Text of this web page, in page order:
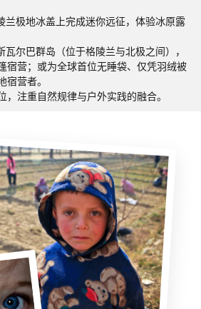
兰极地冰盖上完成迷你远征，体验冰原露
尔巴群岛（位于格陵兰与北极之间），
宿营；或为全球首位无睡袋、仅凭羽绒被
宿营者。
，注重自然规律与户外实践的融合。